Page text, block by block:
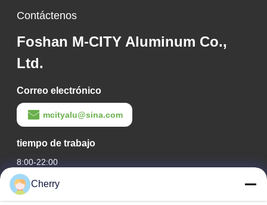
Contáctenos
Foshan M-CITY Aluminum Co.,
Ltd.
Correo electrónico
mcityalu@sina.com
tiempo de trabajo
8:00-22:00
Nuestra Dirección
Cherry